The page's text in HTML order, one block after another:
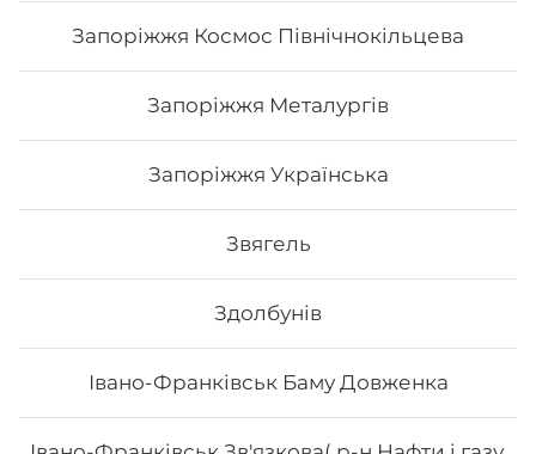
Запоріжжя Космос Північнокільцева
Запоріжжя Металургів
Запоріжжя Українська
Звягель
Здолбунів
Івано-Франківськ Баму Довженка
Ямірол